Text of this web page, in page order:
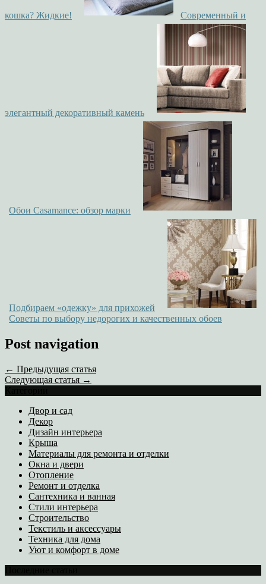
кошка? Жидкие! Современный и
элегантный декоративный камень
Обои Casamance: обзор марки
Подбираем «одежку» для прихожей
Советы по выбору недорогих и качественных обоев
Post navigation
← Предыдущая статья
Следующая статья →
Двор и сад
Декор
Дизайн интерьера
Крыша
Материалы для ремонта и отделки
Окна и двери
Отопление
Ремонт и отделка
Сантехника и ванная
Стили интерьера
Строительство
Текстиль и аксессуары
Техника для дома
Уют и комфорт в доме